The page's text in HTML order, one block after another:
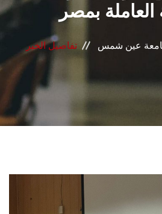
الرعاية الصحية
المراكز والوحدات
الأنظمة الذكية
الإعلام
الطلاب
العاملة بمصر
عين شمس تفاصيل الخبر